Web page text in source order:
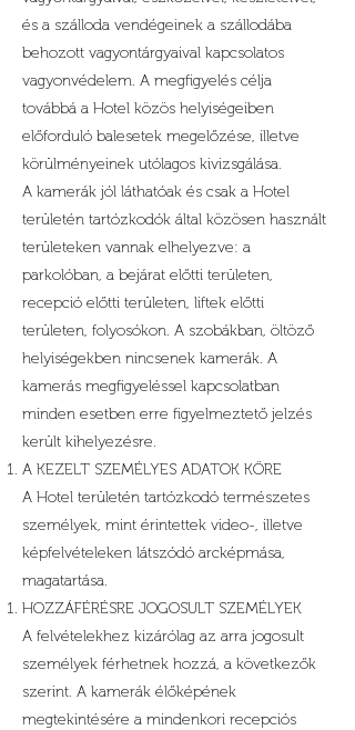
és a szálloda vendégeinek a szállodába
behozott vagyontárgyaival kapcsolatos
vagyonvédelem. A megfigyelés célja
továbbá a Hotel közös helyiségeiben
előforduló balesetek megelőzése, illetve
körülményeinek utólagos kivizsgálása.
A kamerák jól láthatóak és csak a Hotel
területén tartózkodók által közösen használt
területeken vannak elhelyezve: a
parkolóban, a bejárat előtti területen,
recepció előtti területen, liftek előtti
területen, folyosókon. A szobákban, öltöző
helyiségekben nincsenek kamerák. A
kamerás megfigyeléssel kapcsolatban
minden esetben erre figyelmeztető jelzés
került kihelyezésre.
A KEZELT SZEMÉLYES ADATOK KÖRE
A Hotel területén tartózkodó természetes
személyek, mint érintettek video-, illetve
képfelvételeken látszódó arcképmása,
magatartása.
HOZZÁFÉRÉSRE JOGOSULT SZEMÉLYEK
A felvételekhez kizárólag az arra jogosult
személyek férhetnek hozzá, a következők
szerint. A kamerák élőképének
megtekintésére a mindenkori recepciós